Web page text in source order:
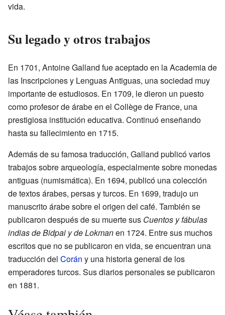
vida.
Su legado y otros trabajos
En 1701, Antoine Galland fue aceptado en la Academia de
las Inscripciones y Lenguas Antiguas, una sociedad muy
importante de estudiosos. En 1709, le dieron un puesto
como profesor de árabe en el Collège de France, una
prestigiosa institución educativa. Continuó enseñando
hasta su fallecimiento en 1715.
Además de su famosa traducción, Galland publicó varios
trabajos sobre arqueología, especialmente sobre monedas
antiguas (numismática). En 1694, publicó una colección
de textos árabes, persas y turcos. En 1699, tradujo un
manuscrito árabe sobre el origen del café. También se
publicaron después de su muerte sus Cuentos y fábulas
indias de Bidpai y de Lokmanen 1724. Entre sus muchos
escritos que no se publicaron en vida, se encuentran una
traducción del Corán y una historia general de los
emperadores turcos. Sus diarios personales se publicaron
en 1881.